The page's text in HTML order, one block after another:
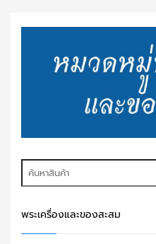
พระเครื่องและของสะสม